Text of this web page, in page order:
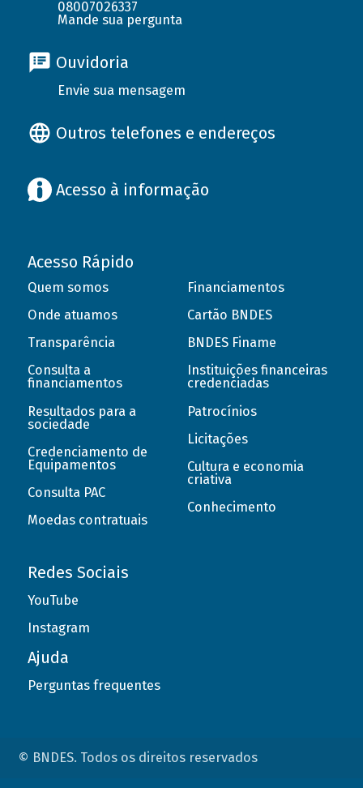
08007026337
Mande sua pergunta
Ouvidoria
Envie sua mensagem
Outros telefones e endereços
Acesso à informação
Acesso Rápido
Quem somos
Onde atuamos
Transparência
Consulta a
financiamentos
Resultados para a
sociedade
Credenciamento de
Equipamentos
Consulta PAC
Moedas contratuais
Financiamentos
Cartão BNDES
BNDES Finame
Instituições financeiras
credenciadas
Patrocínios
Licitações
Cultura e economia
criativa
Conhecimento
Redes Sociais
YouTube
Instagram
Ajuda
Perguntas frequentes
© BNDES. Todos os direitos reservados